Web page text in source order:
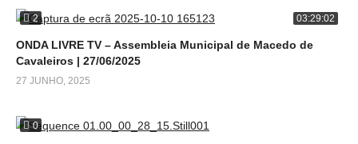
2 03:29:02
ONDA LIVRE TV – Assembleia Municipal de Macedo de
Cavaleiros | 27/06/2025
27 JUNHO, 2025
0